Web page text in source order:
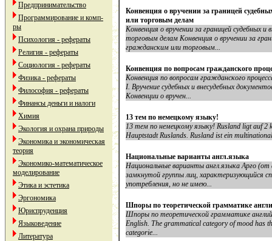
Предпринимательство
Программирование и комп-
ры
Психология - рефераты
Религия - рефераты
Социология - рефераты
Физика - рефераты
Философия - рефераты
Финансы деньги и налоги
Химия
Экология и охрана природы
Экономика и экономическая
теория
Экономико-математическое
моделирование
Этика и эстетика
Эргономика
Юриспруденция
Языковедение
Литература
Конвенция о вручении за границей
или торговым делам
Конвенция о вручении за границей судебных
торговым делам Конвенция о вручении за
гражданским или торговым...
Конвенция по вопросам гражданского
Конвенция по вопросам гражданского
I. Вручение судебных и внесудебных
Конвенции о вручен...
13 тем по немецкому языку!
13 тем по немецкому языку! Rusland ligt auf 2
Hauptstadt Ruslands. Rusland ist ein
Национальные варианты англ.языка
Национальные варианты англ.языка Арго
замкнутой группы лиц, характеризующийся
употребления, но не имею...
Шпоры по теоретической грамматике
Шпоры по теоретической грамматике
English. The grammatical category of mood has
categorie...